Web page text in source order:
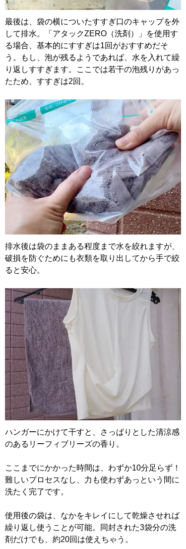
最後は、袋の横についたすすぎ口のキャップを外
して排水。「アタックZERO（洗剤）」を使用す
る場合、基本的にすすぎは1回がおすすめだそ
う。もし、泡が残るようであれば、水を入れて繰
り返しすすぎます。ここでは若干の泡残りがあっ
たため、すすぎは2回。
排水後は袋のままある程度まで水を絞れますが、
破損を防ぐためにも衣類を取り出してから手で絞
ると安心。
ハンガーにかけて干すと、さっぱりとした清涼感
のあるリーフィブリーズの香り。
ここまでにかかった時間は、わずか10分足らず！
難しいプロセスなし、力も使わずあっという間に
洗たく完了です。
使用後の袋は、なかをキレイにして乾燥させれば
繰り返し使うことが可能。同封された3袋分の洗
剤だけでも、約20回は使えちゃう。